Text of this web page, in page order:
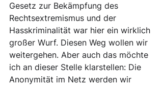
Gesetz zur Bekämpfung des
Rechtsextremismus und der
Hasskriminalität war hier ein wirklich
großer Wurf. Diesen Weg wollen wir
weitergehen. Aber auch das möchte
ich an dieser Stelle klarstellen: Die
Anonymität im Netz werden wir